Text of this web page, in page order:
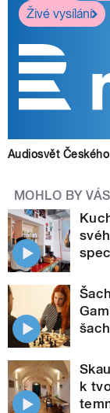
Živé vysílání
Audiosvět
MOHLO BY
k